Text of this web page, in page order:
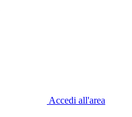
Accedi all'area